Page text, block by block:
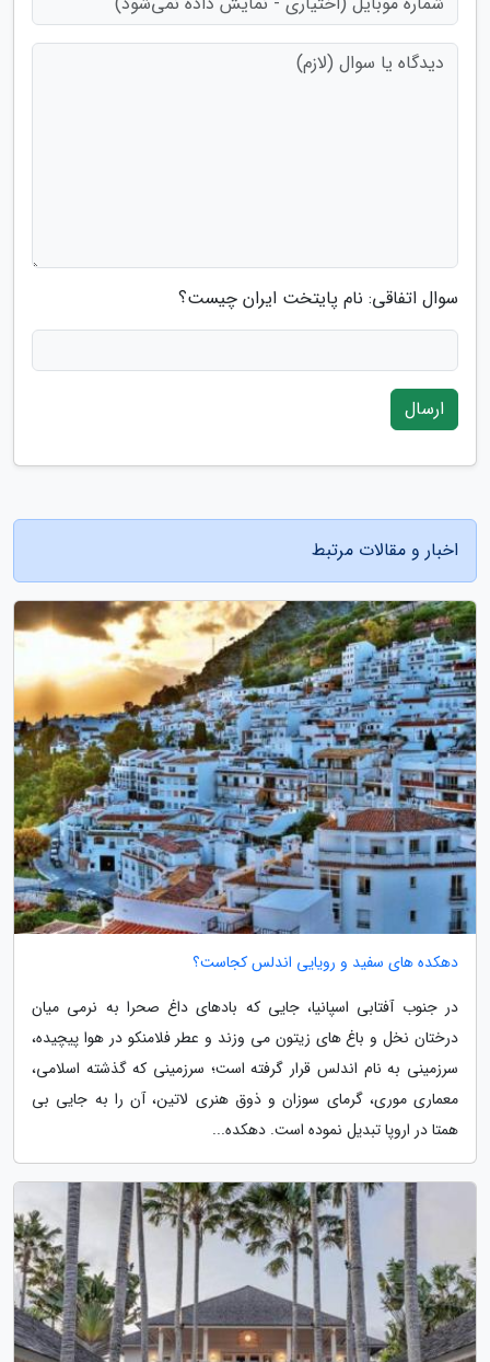
سوال اتفاقی: نام پایتخت ایران چیست؟
ارسال
اخبار و مقالات مرتبط
دهکده های سفید و رویایی اندلس کجاست؟
در جنوب آفتابی اسپانیا، جایی که بادهای داغ صحرا به نرمی میان
درختان نخل و باغ های زیتون می وزند و عطر فلامنکو در هوا پیچیده،
سرزمینی به نام اندلس قرار گرفته است؛ سرزمینی که گذشته اسلامی،
معماری موری، گرمای سوزان و ذوق هنری لاتین، آن را به جایی بی
همتا در اروپا تبدیل نموده است. دهکده...